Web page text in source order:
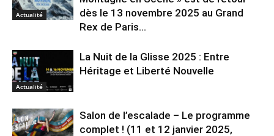
Actualité
dès le 13 novembre 2025 au Grand
Rex de Paris...
Actualité
La Nuit de la Glisse 2025 : Entre
Héritage et Liberté Nouvelle
Salon de l’escalade – Le programme
complet ! (11 et 12 janvier 2025,